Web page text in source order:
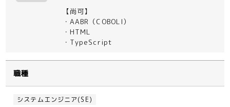
【尚可】
・AABR（COBOLl）
・HTML
・TypeScript
職種
システムエンジニア(SE)